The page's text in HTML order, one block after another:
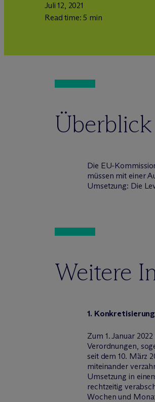
Juli 12, 2021
Read time: 5 min
Überblick
Die EU-
müssen mit einer
Umsetzung: Die
Weitere
1.
Zum 1. Januar
Verordnungen,
seit dem 10. März
miteinander
Umsetzung in
rechtzeitig
Wochen und